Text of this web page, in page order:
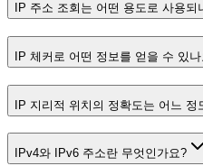
IP 주소 조회는 어떤 용도로 사용되
IP 체커로 어떤 정보를 얻을 수 있
IP 지리적 위치의 정확도는 어느 정
IPv4와 IPv6 주소란 무엇인가요?